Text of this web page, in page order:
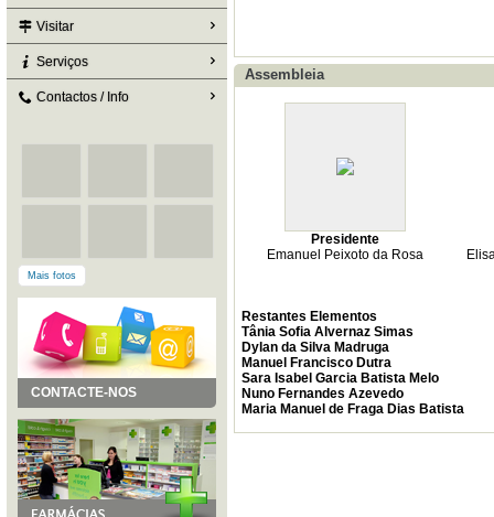
Visitar
Serviços
Contactos / Info
Mais fotos
CONTACTE-NOS
Assembleia
Presidente
Emanuel Peixoto da Rosa
Restantes Elementos
Tânia Sofia Alvernaz Simas
Dylan da Silva Madruga
Manuel Francisco Dutra
Sara Isabel Garcia Batista Melo
Nuno Fernandes Azevedo
Maria Manuel de Fraga Dias Batista